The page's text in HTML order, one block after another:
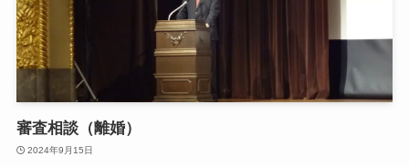
審査相談（離婚）
2024年9月15日